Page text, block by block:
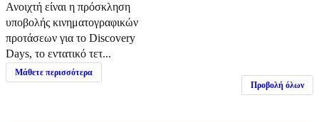
Ανοιχτή είναι η πρόσκληση
υποβολής κινηματογραφικών
προτάσεων για το Discovery
Days, το εντατικό τετ...
Μάθετε περισσότερα
Προβολή όλων